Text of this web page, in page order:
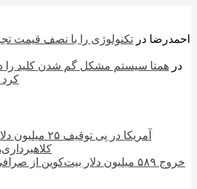
احمدرضا در تکنولوژی را با نصف قیمت
در همتا سیستم مشکل گم شدن کلید را
آمریکا در پی
خروج ۵۸۹ میلیون دلار بیت‌کوین از